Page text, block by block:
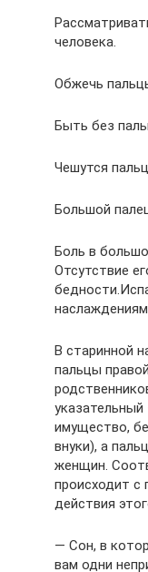
человека.
Обжечь
Быть без
Чешутся
Большой
Боль в
Отсутствие
В старинной
пальцы
имущество,
внуки), а
женщин.
происходит с
действия
— Сон, в
вам одни